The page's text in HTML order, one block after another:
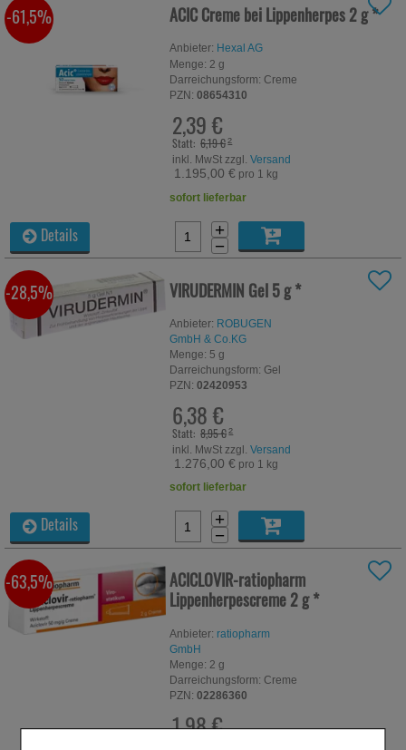
ACIC Creme bei Lippenherpes2 g*
Anbieter: Hexal AG
Menge: 2 g
Darreichungsform: Creme
PZN: 08654310
2,39 €
Statt: 6,19 €²
inkl. MwSt zzgl.Versand
1.195,00 € pro 1 kg
-61,5%
sofort lieferbar
+
−
Details
VIRUDERMIN Gel5 g*
Anbieter: ROBUGEN
GmbH & Co.KG
Menge: 5 g
Darreichungsform: Gel
PZN: 02420953
6,38 €
Statt: 8,95 €²
inkl. MwSt zzgl.Versand
1.276,00 € pro 1 kg
-28,5%
sofort lieferbar
+
−
Details
ACICLOVIR-ratiopharm
Lippenherpescreme2 g*
Anbieter: ratiopharm
GmbH
Menge: 2 g
Darreichungsform: Creme
PZN: 02286360
1,98 €
-63,5%